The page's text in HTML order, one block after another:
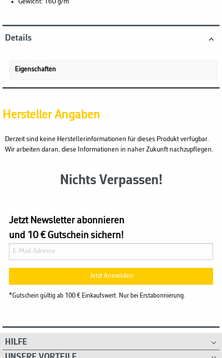
Gewicht: 160 g/m²
Details
Eigenschaften
Hersteller Angaben
Derzeit sind keine Herstellerinformationen für dieses Produkt verfügbar.
Wir arbeiten daran, diese Informationen in naher Zukunft nachzupflegen.
Nichts Verpassen!
Jetzt Newsletter abonnieren
und 10 € Gutschein sichern!
Jetzt Anmelden
*Gutschein gültig ab 100 € Einkaufswert. Nur bei Erstabonnierung.
HILFE